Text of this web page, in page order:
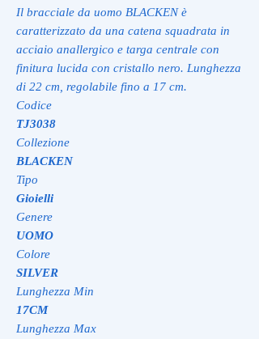
Il bracciale da uomo BLACKEN è
caratterizzato da una catena squadrata in
acciaio anallergico e targa centrale con
finitura lucida con cristallo nero. Lunghezza
di 22 cm, regolabile fino a 17 cm.
Codice
TJ3038
Collezione
BLACKEN
Tipo
Gioielli
Genere
UOMO
Colore
SILVER
Lunghezza Min
17CM
Lunghezza Max